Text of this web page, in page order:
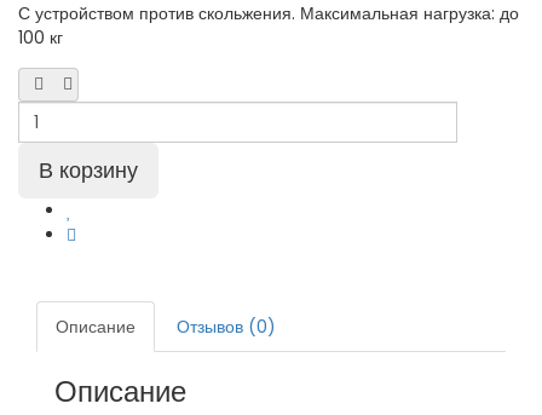
С устройством против скольжения. Максимальная нагрузка: до
100 кг
Описание Отзывов (0)
Описание